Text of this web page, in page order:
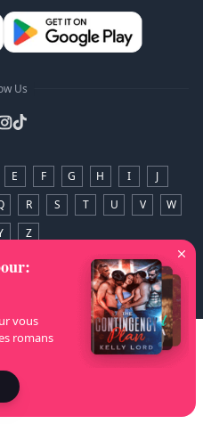
Us
E F G H I
J
R S T U V
W
Z
NovelaGO
:
vous
romans